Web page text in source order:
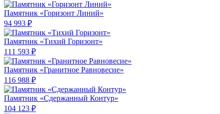
Памятник «Горизонт Линий»
94 993 ₽
Памятник «Тихий Горизонт»
111 593 ₽
Памятник «Гранитное Равновесие»
116 988 ₽
Памятник «Сдержанный Контур»
104 123 ₽